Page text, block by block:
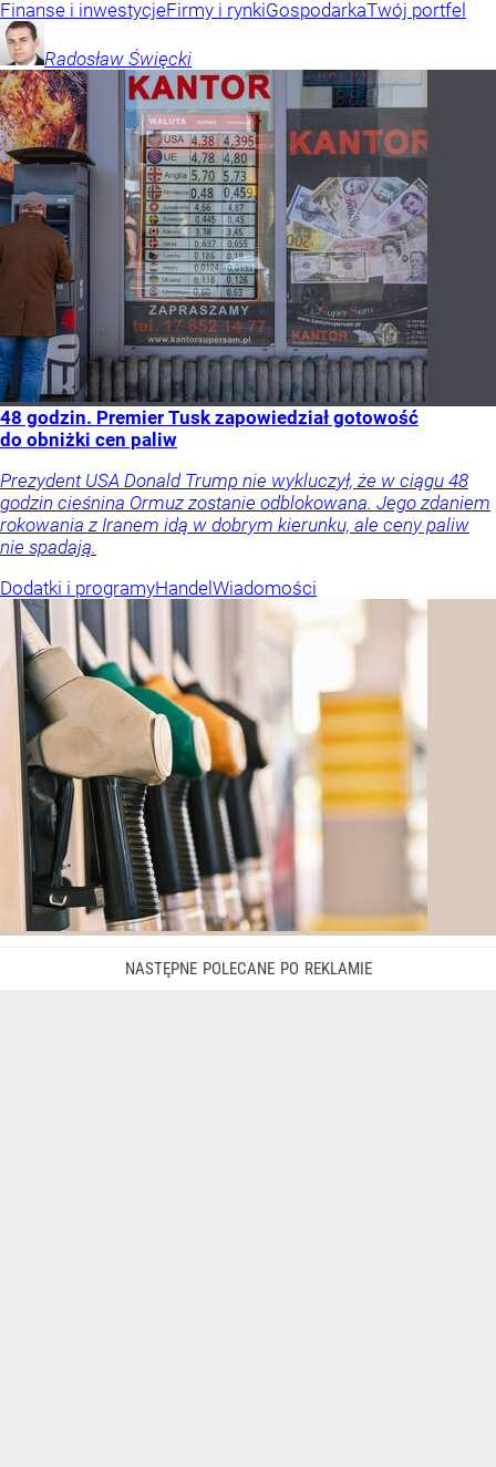
Finanse i inwestycjeFirmy i rynkiGospodarkaTwój portfel
Radosław Święcki
48 godzin. Premier Tusk zapowiedział gotowość
do obniżki cen paliw
Prezydent USA Donald Trump nie wykluczył, że w ciągu 48
godzin cieśnina Ormuz zostanie odblokowana. Jego zdaniem
rokowania z Iranem idą w dobrym kierunku, ale ceny paliw
nie spadają.
Dodatki i programyHandel Wiadomości